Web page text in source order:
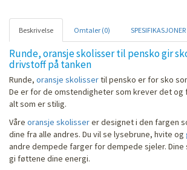
Beskrivelse Omtaler (0) SPESIFIKASJONER
Runde, oransje skolisser til pensko gir
drivstoff på tanken
Runde, oransje skolissertil pensko er for sko
De er for de omstendigheter som krever det
alt som er stilig.
Våre oransje skolisserer designet i den fargen
dine fra alle andres. Du vil se lysebrune, hvite og
andre dempede farger for dempede sjeler.
gi føttene dine energi.